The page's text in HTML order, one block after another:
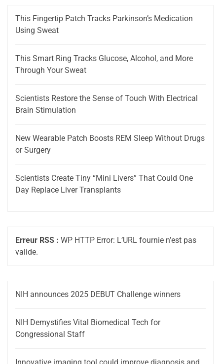
This Fingertip Patch Tracks Parkinson’s Medication
Using Sweat
This Smart Ring Tracks Glucose, Alcohol, and More
Through Your Sweat
Scientists Restore the Sense of Touch With Electrical
Brain Stimulation
New Wearable Patch Boosts REM Sleep Without Drugs
or Surgery
Scientists Create Tiny “Mini Livers” That Could One
Day Replace Liver Transplants
Erreur RSS : WP HTTP Error: L’URL fournie n’est pas
valide.
NIH announces 2025 DEBUT Challenge winners
NIH Demystifies Vital Biomedical Tech for
Congressional Staff